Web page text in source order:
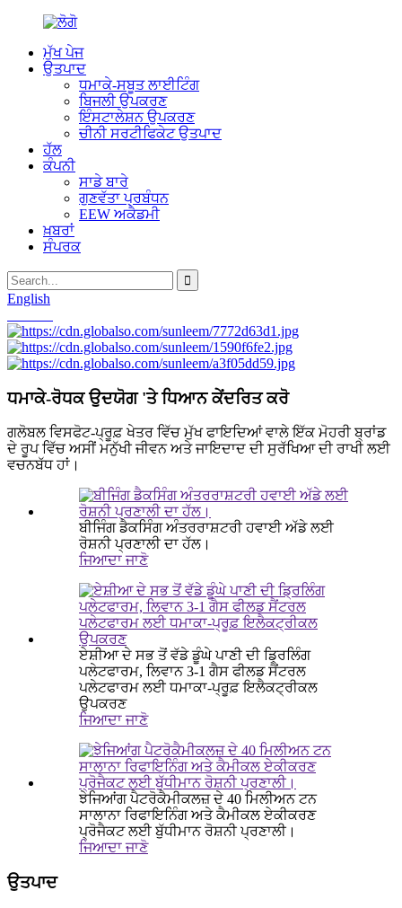
ਮੁੱਖ ਪੇਜ
ਉਤਪਾਦ
ਧਮਾਕੇ-ਸਬੂਤ ਲਾਈਟਿੰਗ
ਬਿਜਲੀ ਉਪਕਰਣ
ਇੰਸਟਾਲੇਸ਼ਨ ਉਪਕਰਣ
ਚੀਨੀ ਸਰਟੀਫਿਕੇਟ ਉਤਪਾਦ
ਹੱਲ
ਕੰਪਨੀ
ਸਾਡੇ ਬਾਰੇ
ਗੁਣਵੱਤਾ ਪ੍ਰਬੰਧਨ
EEW ਅਕੈਡਮੀ
ਖ਼ਬਰਾਂ
ਸੰਪਰਕ
English
ਧਮਾਕੇ-ਰੋਧਕ ਉਦਯੋਗ 'ਤੇ ਧਿਆਨ ਕੇਂਦਰਿਤ ਕਰੋ
ਗਲੋਬਲ ਵਿਸਫੋਟ-ਪ੍ਰੂਫ਼ ਖੇਤਰ ਵਿੱਚ ਮੁੱਖ ਫਾਇਦਿਆਂ ਵਾਲੇ ਇੱਕ ਮੋਹਰੀ ਬ੍ਰਾਂਡ
ਦੇ ਰੂਪ ਵਿੱਚ ਅਸੀਂ ਮਨੁੱਖੀ ਜੀਵਨ ਅਤੇ ਜਾਇਦਾਦ ਦੀ ਸੁਰੱਖਿਆ ਦੀ ਰਾਖੀ ਲਈ
ਵਚਨਬੱਧ ਹਾਂ।
ਬੀਜਿੰਗ ਡੈਕਸਿੰਗ ਅੰਤਰਰਾਸ਼ਟਰੀ ਹਵਾਈ ਅੱਡੇ ਲਈ
ਰੋਸ਼ਨੀ ਪ੍ਰਣਾਲੀ ਦਾ ਹੱਲ।
ਜਿਆਦਾ ਜਾਣੋ
ਏਸ਼ੀਆ ਦੇ ਸਭ ਤੋਂ ਵੱਡੇ ਡੂੰਘੇ ਪਾਣੀ ਦੀ ਡ੍ਰਿਲਿੰਗ
ਪਲੇਟਫਾਰਮ, ਲਿਵਾਨ 3-1 ਗੈਸ ਫੀਲਡ ਸੈਂਟਰਲ
ਪਲੇਟਫਾਰਮ ਲਈ ਧਮਾਕਾ-ਪ੍ਰੂਫ਼ ਇਲੈਕਟ੍ਰੀਕਲ
ਉਪਕਰਣ
ਜਿਆਦਾ ਜਾਣੋ
ਝੇਜਿਆਂਗ ਪੈਟਰੋਕੈਮੀਕਲਜ਼ ਦੇ 40 ਮਿਲੀਅਨ ਟਨ
ਸਾਲਾਨਾ ਰਿਫਾਇਨਿੰਗ ਅਤੇ ਕੈਮੀਕਲ ਏਕੀਕਰਣ
ਪ੍ਰੋਜੈਕਟ ਲਈ ਬੁੱਧੀਮਾਨ ਰੋਸ਼ਨੀ ਪ੍ਰਣਾਲੀ।
ਜਿਆਦਾ ਜਾਣੋ
ਉਤਪਾਦ